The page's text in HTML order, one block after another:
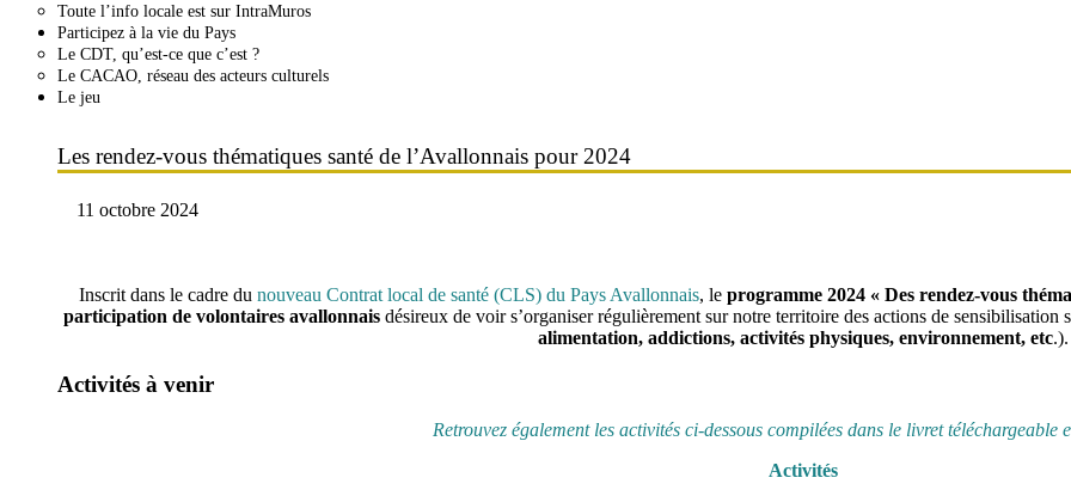
Toute l’info locale est sur IntraMuros
Participez à la vie du Pays
Le CDT, qu’est-ce que c’est ?
Le CACAO, réseau des acteurs culturels
Le jeu
Les rendez-vous thématiques santé de l’Avallonnais pour 2024
11 octobre 2024
Inscrit dans le cadre du nouveau Contrat local de santé (CLS) du Pays Avallonnais, le programme 2024 « Des rendez-vous
participation de volontaires avallonnaisdésireux de voir s’organiser régulièrement sur notre territoire des actions de sensibilisation
alimentation, addictions, activités physiques, environnement, etc.).
Activités à venir
Retrouvez également les activités ci-dessous compilées dans le livret téléchargeable
Activités